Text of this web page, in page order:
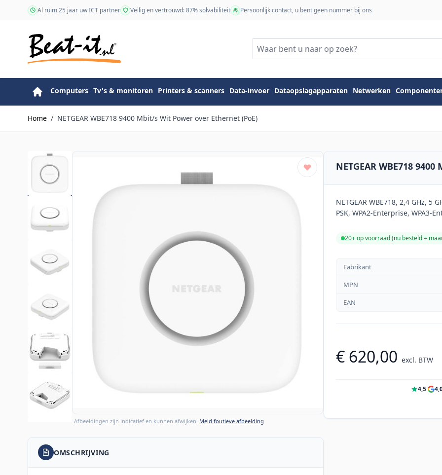
Ga naar de inhoudAl ruim 25 jaar uw ICT partner Veilig en vertrouwd: 87% solvabiliteit Persoonlijk contact, u bent geen nummer bij ons
Computers Tv's & monitoren Printers & scanners Data-invoer Dataopslagapparaten Netwerken
Home / NETGEAR WBE718 9400 Mbit/s Wit Power over Ethernet (PoE)
Afbeeldingen zijn indicatief en kunnen afwijken. Meld foutieve afbeelding
NETGEAR WBE718
NETGEAR WBE718, 2,4 GHz, 5
PSK, WPA2-Enterprise, WPA3-
20+ op voorraad (nu besteld =
Fabrikant
MPN
EAN
€ 620,00 excl. BTW
4,5·
OMSCHRIJVING